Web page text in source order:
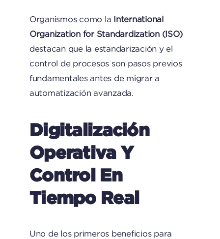
Organismos como la
International
Organization for Standardization (ISO)
destacan que la estandarización y el
control de procesos son pasos previos
fundamentales antes de migrar a
automatización avanzada.
Digitalización
Operativa Y
Control En
Tiempo Real
Uno de los primeros beneficios para